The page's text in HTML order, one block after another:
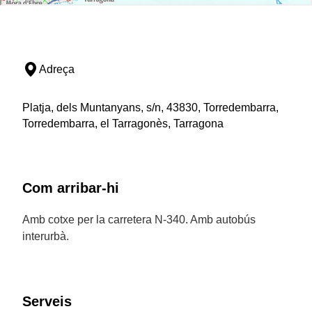
Adreça
Platja, dels Muntanyans, s/n, 43830, Torredembarra,
Torredembarra, el Tarragonès, Tarragona
Com arribar-hi
Amb cotxe per la carretera N-340. Amb autobús
interurbà.
Serveis